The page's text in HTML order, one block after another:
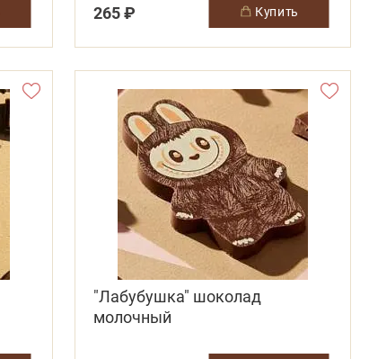
265 ₽ купить
"Лабубушка" шоколад
молочный